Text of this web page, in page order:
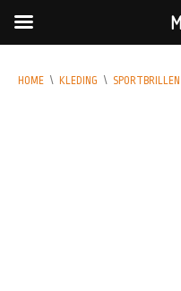
HOME \ KLEDING \ SPORTBRILLEN